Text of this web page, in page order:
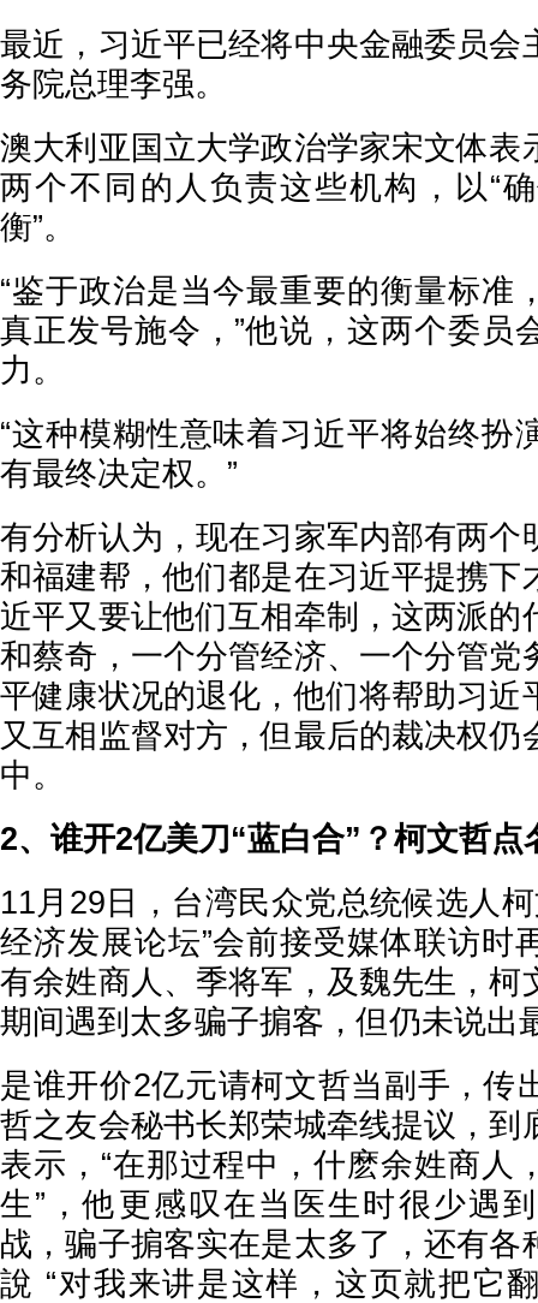
最近，习近平已经将中央金融委员会
务院总理李强。
澳大利亚国立大学政治学家宋文体表
两个不同的人负责这些机构，以“
衡”。
“鉴于政治是当今最重要的衡量标准
真正发号施令，”他说，这两个委员
力。
“这种模糊性意味着习近平将始终扮
有最终决定权。”
有分析认为，现在习家军内部有两个
和福建帮，他们都是在习近平提携下
近平又要让他们互相牵制，这两派的
和蔡奇，一个分管经济、一个分管党
平健康状况的退化，他们将帮助习近
又互相监督对方，但最后的裁决权仍
中。
2、谁开2亿美刀“蓝白合”？柯文哲点
11月29日，台湾民众党总统候选人
经济发展论坛”会前接受媒体联访时
有余姓商人、季将军，及魏先生，柯
期间遇到太多骗子掮客，但仍未说出
是谁开价2亿元请柯文哲当副手，传
哲之友会秘书长郑荣城牵线提议，到
表示，“在那过程中，什麽余姓商人
生”，他更感叹在当医生时很少遇
战，骗子掮客实在是太多了，还有各
說 “对我来讲是这样，这页就把它